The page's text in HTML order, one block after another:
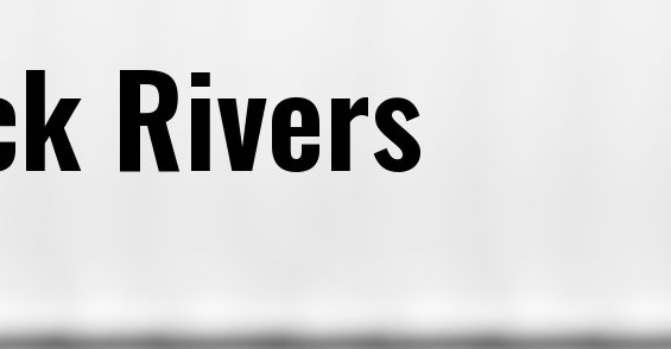
Rivers